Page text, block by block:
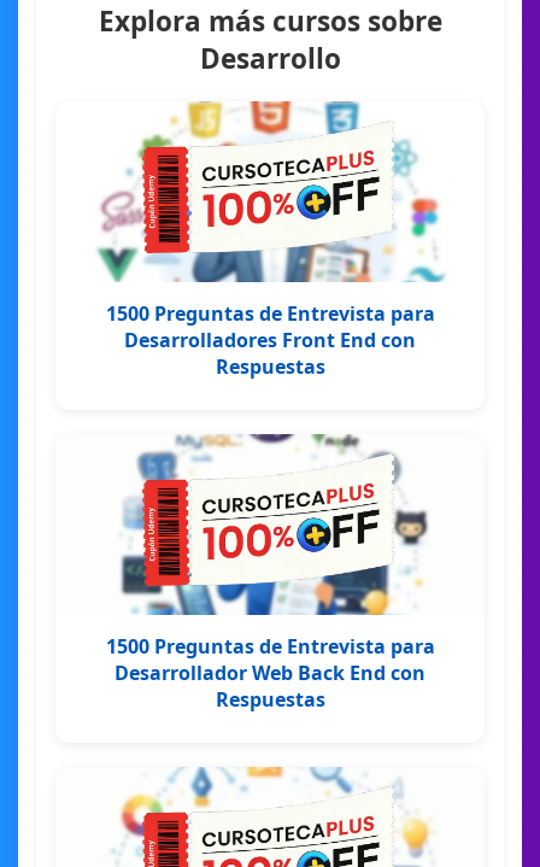
Explora más cursos sobre
Desarrollo
1500 Preguntas de Entrevista para
Desarrolladores Front End con
Respuestas
1500 Preguntas de Entrevista para
Desarrollador Web Back End con
Respuestas